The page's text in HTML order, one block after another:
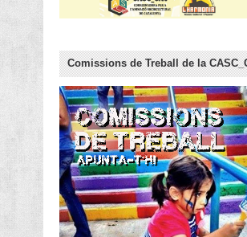
Comissions de Treball de la